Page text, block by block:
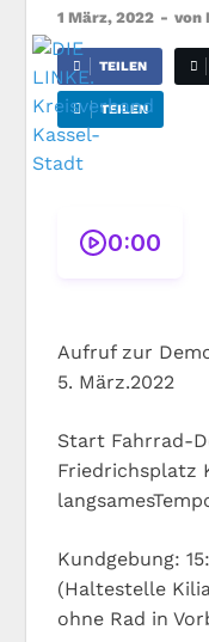
1 März, 2022 - von
TEILEN
TEILEN
0:00
Aufruf zur
5. März.2022
Start Fahrrad-
Friedrichsplatz
Kundgebung:
(Haltestelle
ohne Rad in